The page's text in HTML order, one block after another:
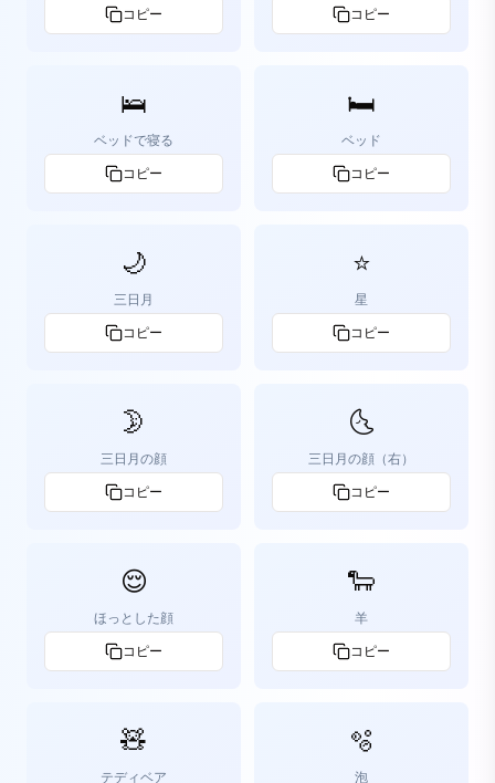
コピー コピー
🛌
ベッドで寝る
コピー
🛏️
ベッド
コピー
🌙
三日月
コピー
⭐
星
コピー
🌛
三日月の顔
コピー
🌜
三日月の顔（右）
コピー
😌
ほっとした顔
コピー
🐑
羊
コピー
🧸
テディベア
🫧
泡